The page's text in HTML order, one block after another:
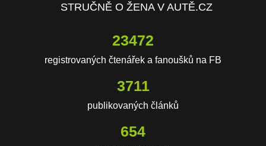
STRUČNĚ O ŽENA V AUTĚ.CZ
23472
registrovaných čtenářek a fanoušků na FB
3711
publikovaných článků
654